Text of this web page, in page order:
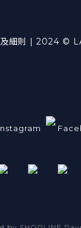
細則 | 2024 ©